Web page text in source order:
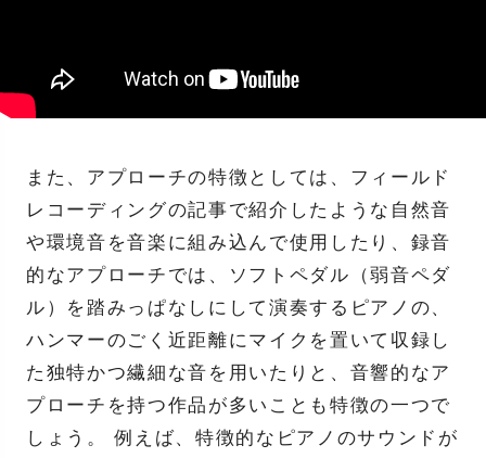
また、アプローチの特徴としては、フィールド
レコーディングの記事で紹介したような自然音
や環境音を音楽に組み込んで使用したり、録音
的なアプローチでは、ソフトペダル（弱音ペダ
ル）を踏みっぱなしにして演奏するピアノの、
ハンマーのごく近距離にマイクを置いて収録し
た独特かつ繊細な音を用いたりと、音響的なア
プローチを持つ作品が多いことも特徴の一つで
しょう。 例えば、特徴的なピアノのサウンドが